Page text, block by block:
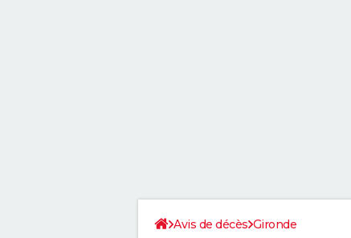
Avis de décès Gironde